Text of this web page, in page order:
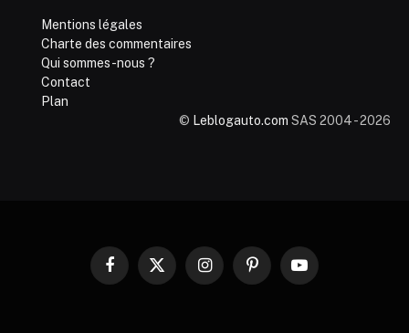
Mentions légales
Charte des commentaires
Qui sommes-nous ?
Contact
Plan
© Leblogauto.com SAS 2004 - 2026
Facebook
X
InstagramPinterestYouTube